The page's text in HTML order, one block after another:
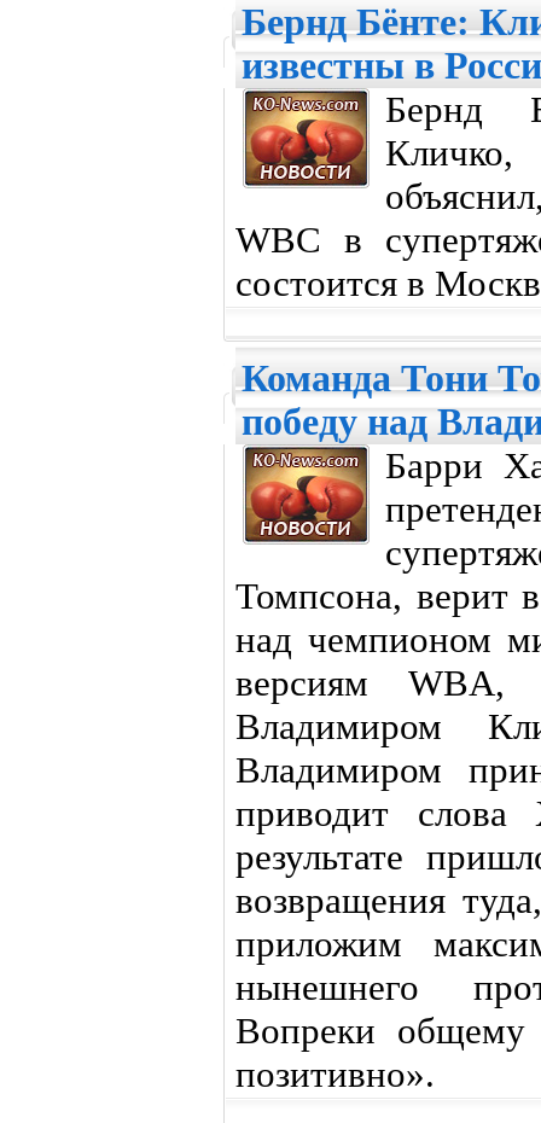
Бернд Бёнте:
известны в
Бернд
WBC в
состоится в
Команда Тони
победу над
Барри
Томпсона, верит
над чемпионом
версиям
Владимиром
Владимиром
приводит
результате
возвращения
приложим
нынешнего
Вопреки общему
позитивно».